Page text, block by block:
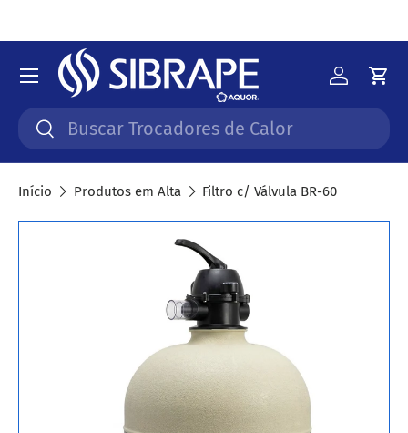
Ir para o conteúdo
Pesquisar
Pesquisar
Iniciar
Menu
Início Produtos em Alta Filtro c/ Válvula BR-60
Saltar para a informação do produto